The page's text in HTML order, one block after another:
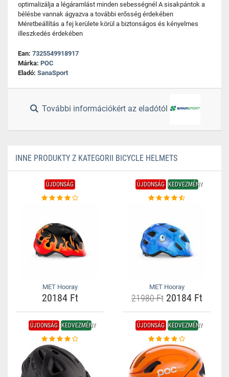
optimalizálja a légáramlást minden sebességnél A sisakpántok a
bélésbe vannak ágyazva a további erősség érdekében
Méretbeállítás a fej kerülete körül a biztonságos és kényelmes
illeszkedés érdekében
Ean: 7325549918917
Márka: POC
Eladó: SanaSport
További információkért az eladótól
INNE PRODUKTY Z KATEGORII BICYCLE HELMETS
ÚJDONSÁG
MET Hooray
20184 Ft
ÚJDONSÁG KEDVEZMÉNY
MET Hooray
21980 Ft20184 Ft
ÚJDONSÁG KEDVEZMÉNY ÚJDONSÁG KEDVEZMÉNY